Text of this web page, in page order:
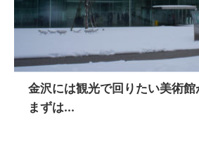
金沢には観光で回りたい美術館
まずは...